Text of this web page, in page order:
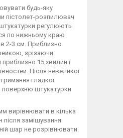
будь-яку
пістолет-розпилювач
регулюють
по нижньому краю
2-3 см. Приблизно
зрізаючи
15 хвилин і
Після невеликої
гладкої
поверхню штукатурки
вирівнювати в кілька
після замішування
шар не розрівнювати.